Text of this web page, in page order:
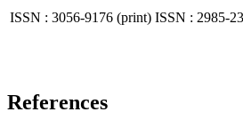
ISSN : 3056-9176 (print) ISSN : 2985-
References